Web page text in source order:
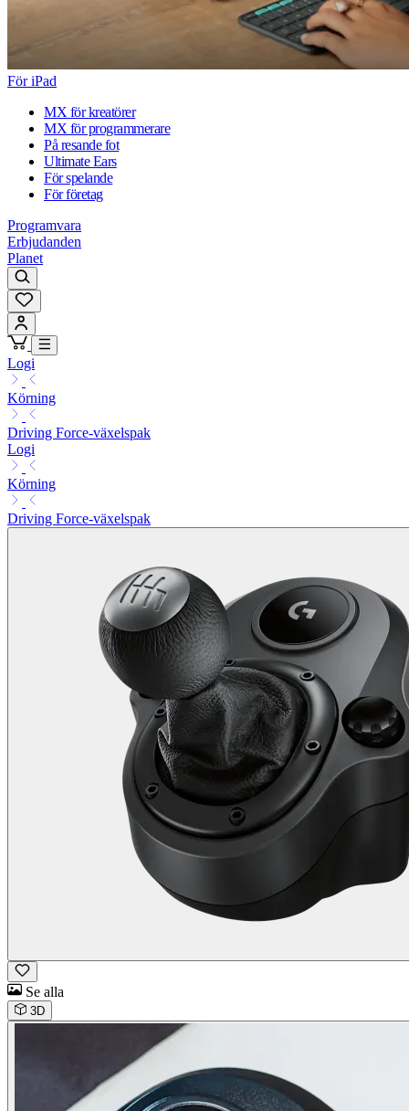
För iPad
MX för kreatörer
MX för programmerare
På resande fot
Ultimate Ears
För spelande
För företag
Programvara
Erbjudanden
Planet
Logi
Körning
Driving Force-växelspak
Logi
Körning
Driving Force-växelspak
Se alla
3D